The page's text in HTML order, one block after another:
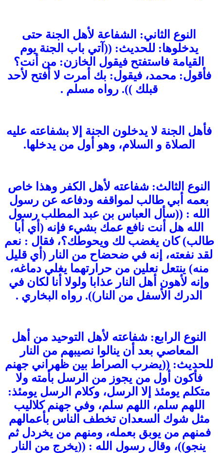
النوع الثاني: الشفاعة لأهل الجنة حتى
يدخلوها: للحديث: ((آتي باب الجنة يوم
القيامة فاستفتح فيقول الخازن: من أنت؟
فأقول: محمد، فيقول: بك أمرت لا أفتح لأحد
قبلك )). رواه مسلم .
فأهل الجنة لا يدخلون الجنة إلا بشفاعته عليه
الصلاة و السلام، وهو أول من يدخلها.
النوع الثالث: شفاعته لأهل الكفر وهذا خاص
بعمه أبي طالب لمواقفه ودفاعه عن رسول
الله : ((سأل العباس بن عبد المطلب رسول
الله هل أنت نافع عمك بشيء فإنه (أي أبا
طالب) كان يغضب لك ويحوطك؟، فقال : نعم
لقد نفعته، إنه في ضحضاح من النار (أي قليل
منه) ينتعل نعلين من حرارتهما يغلي دماغه،
وإنه لأهون أهل النار عذابا ولولا أنا لكان في
الدرك الأسفل من النار)). رواه البخاري .
النوع الرابع: شفاعته لأهل التوحيد من أهل
المعاصي بعد أن ينالوا نصيبهم من النار
للحديث: ((يضرب الصراط بين ظهراني جهنم
فأكون أول من يجوز من الرسل بأمته ولا
متكلم يومئذ إلا الرسل، وكلام الرسل يومئذ:
اللهم سلم، اللهم سلم، وفي جهنم كلاليب
مثل شوك السعدان تخطف الناس بأعمالهم
فمنهم من يوبق بعمله، ومنهم من يخردل ثم
ينجو))، وقال رسول الله : ((يخرج من النار